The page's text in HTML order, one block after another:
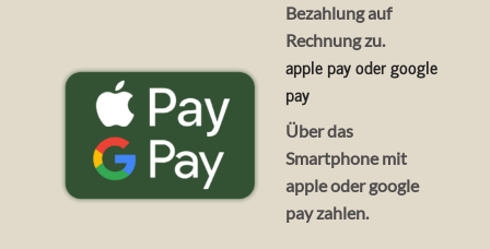
Bezahlung auf
Rechnung zu.
apple pay oder google
pay
Über das
Smartphone mit
apple oder google
pay zahlen.